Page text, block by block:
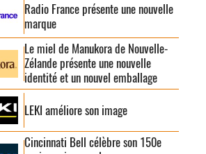
Radio France présente une nouvelle
marque
Le miel de Manukora de Nouvelle-
Zélande présente une nouvelle
identité et un nouvel emballage
LEKI améliore son image
Cincinnati Bell célèbre son 150e